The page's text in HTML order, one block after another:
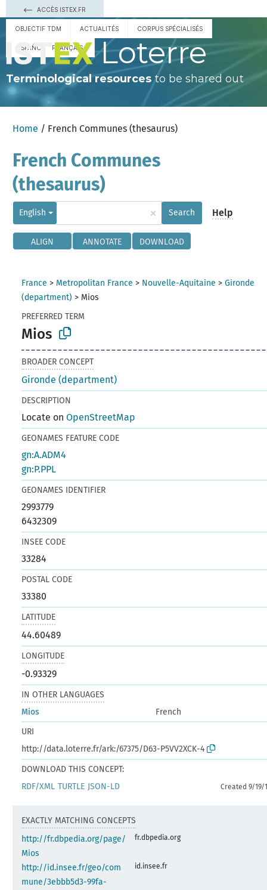
ACCÈS ISTEX.FR
OBJECTIF TDM ACTUALITÉS CORPUS SPÉCIALISÉS
ESPAÑOL FRANÇAIS Loterre
Terminological resourcesto be shared out
Home / French Communes (thesaurus)
French Communes
(thesaurus)
English × Search Help
ALIGN ANNOTATE DOWNLOAD
France > Metropolitan France > Nouvelle-Aquitaine >Gironde
(department) > Mios
PREFERRED TERM
Mios
BROADER CONCEPT
Gironde (department)
DESCRIPTION
Locate onOpenStreetMap
GEONAMES FEATURE CODE
gn:A.ADM4
gn:P.PPL
GEONAMES IDENTIFIER
2993779
6432309
INSEE CODE
33284
POSTAL CODE
33380
LATITUDE
44.60489
LONGITUDE
-0.93329
IN OTHER LANGUAGES
Mios
French
URI
http://data.loterre.fr/ark:/67375/D63-P5VV2XCK-4
DOWNLOAD THIS CONCEPT:
RDF/XML TURTLE JSON-LD Created 9/19/
EXACTLY MATCHING CONCEPTS
http://fr.dbpedia.org/page/
Mios
fr.dbpedia.org
http://id.insee.fr/geo/com
mune/3ebbb5d3-99fa-
id.insee.fr